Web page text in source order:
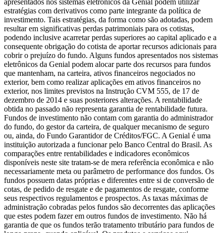
estratégias com derivativos como parte integrante da política de
investimento. Tais estratégias, da forma como são adotadas, podem
resultar em significativas perdas patrimoniais para os cotistas,
podendo inclusive acarretar perdas superiores ao capital aplicado e a
consequente obrigação do cotista de aportar recursos adicionais para
cobrir o prejuízo do fundo. Alguns fundos apresentados nos sistemas
eletrônicos da Genial podem alocar parte dos recursos para fundos
que mantenham, na carteira, ativos financeiros negociados no
exterior, bem como realizar aplicações em ativos financeiros no
exterior, nos limites previstos na Instrução CVM 555, de 17 de
dezembro de 2014 e suas posteriores alterações. A rentabilidade
obtida no passado não representa garantia de rentabilidade futura.
Fundos de investimento não contam com garantia do administrador
do fundo, do gestor da carteira, de qualquer mecanismo de seguro
ou, ainda, do Fundo Garantidor de Créditos/FGC. A Genial é uma
instituição autorizada a funcionar pelo Banco Central do Brasil. As
comparações entre rentabilidades e indicadores econômicos
disponíveis neste site tratam-se de mera referência econômica e não
necessariamente meta ou parâmetro de performance dos fundos. Os
fundos possuem datas próprias e diferentes entre si de conversão de
cotas, de pedido de resgate e de pagamentos de resgate, conforme
seus respectivos regulamentos e prospectos. As taxas máximas de
administração cobradas pelos fundos são decorrentes das aplicações
que estes podem fazer em outros fundos de investimento. Não há
garantia de que os fundos terão tratamento tributário para fundos de